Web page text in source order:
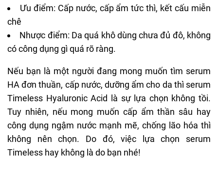
Ưu điểm: Cấp nước, cấp ẩm tức thì, kết cấu miễn
chê
Nhược điểm: Da quá khô dùng chưa đủ đô, không
có công dụng gì quá rõ ràng.
Nếu bạn là một người đang mong muốn tìm serum
HA đơn thuần, cấp nước, dưỡng ẩm cho da thì serum
Timeless Hyaluronic Acid là sự lựa chọn không tồi.
Tuy nhiên, nếu mong muốn cấp ẩm thần sâu hay
công dụng ngậm nước mạnh mẽ, chống lão hóa thì
không nên chọn. Do đó, việc lựa chọn serum
Timeless hay không là do bạn nhé!